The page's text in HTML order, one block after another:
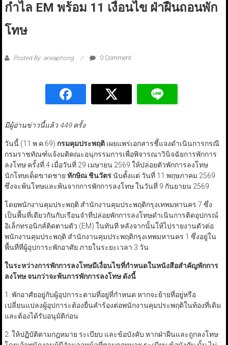
กำไล EM พร้อม 11 เงื่อนไข ฝ่าฝืนถอนพัก
โทษ
Posted By: aneaphong 0 Comment
มีผู้อ่านข่าวนี้แล้ว 449 ครั้ง
วันนี้ (11 พ.ค.69) กรมคุมประพฤติเผยแพร่เอกสารชี้แจงดำเนินการกรณี
กรมราชทัณฑ์แจ้งมติคณะอนุกรรมการเพื่อพิจารณาวินิจฉัยการพักการ
ลงโทษ ครั้งที่ 4 เมื่อวันที่ 29 เมษายน 2569 ให้ปล่อยตัวพักการลงโทษ
นักโทษเด็ดขาดชาย ทักษิณ ชินวัตรนับตั้งแต่ วันที่ 11 พฤษภาคม 2569
ซึ่งจะพ้นโทษและพ้นจากการพักการลงโทษ ในวันที่ 9 กันยายน 2569
โดยพนักงานคุมประพฤติ สำนักงานคุมประพฤติกรุงเทพมหานคร 7 ซึ่ง
เป็นพื้นที่เดียวกันกับเรือนจำที่ปล่อยพักการลงโทษดำเนินการติดอุปกรณ์
อิเล็กทรอนิกส์ติดตามตัว (EM) ในทันที หลังจากนั้นให้ไปรายงานตัวต่อ
พนักงานคุมประพฤติ สำนักงานคุมประพฤติกรุงเทพมหานคร 1 ซึ่งอยู่ใน
พื้นที่ที่ผู้อุปการะพักอาศัย ภายในระยะเวลา 3 วัน
ในระหว่างการพักการลงโทษมีเงื่อนไขที่กำหนดในหนังสือสำคัญพักการ
ลงโทษ จนกว่าจะพ้นการพักการลงโทษ ดังนี้
1. พักอาศัยอยู่กับผู้อุปการะตามที่อยู่ที่กำหนด หากจะย้ายที่อยู่หรือ
เปลี่ยนแปลงผู้อุปการะต้องยื่นคำร้องต่อพนักงานคุมประพฤติในท้องที่เดิม
และต้องได้รับอนุมัติก่อน
2. ให้ปฏิบัติตามกฎหมาย ระเบียบ และข้อบังคับ หากฝ่าฝืนและถูกลงโทษ